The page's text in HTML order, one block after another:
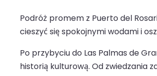
Podróż promem z Puerto del
cieszyć się spokojnymi wodami i
Po przybyciu do Las Palmas de
historią kulturową. Od zwiedzania